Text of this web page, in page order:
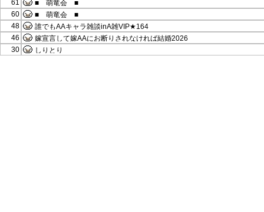
61
■ 萌竜会 ■
60
■ 萌竜会 ■
48
誰でもAAキャラ雑談inA雑VIP★164
46
嫁宣言して嫁AAにお断りされなければ結婚2026
30
しりとり